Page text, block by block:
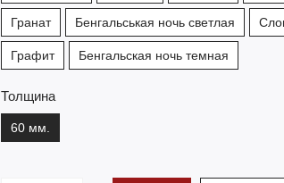
Гранат Бенгальськая ночь светлая
Графит Бенгальская ночь темная
Толщина
60 мм.